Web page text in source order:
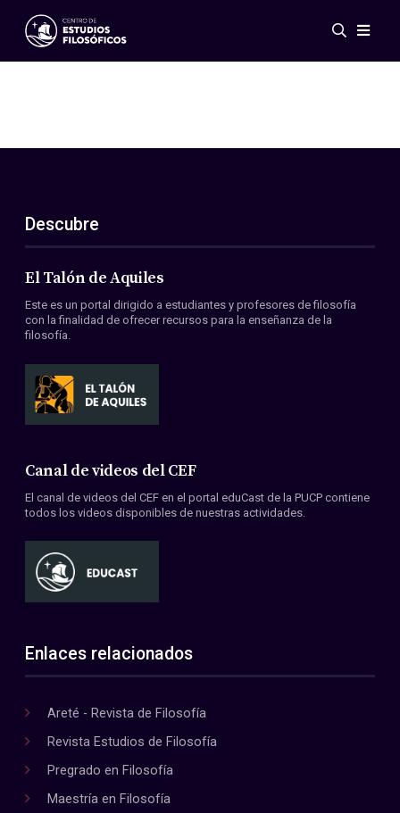
Eventos
ES
EN
Acerca de nosotros
Miembros
Convenios
Descubre
El Talón de Aquiles
Este es un portal dirigido a estudiantes y profesores de filosofía
con la finalidad de ofrecer recursos para la enseñanza de la
filosofía.
Canal de videos del CEF
El canal de videos del CEF en el portal eduCast de la PUCP contiene
todos los videos disponibles de nuestras actividades.
Enlaces relacionados
Areté - Revista de Filosofía
Revista Estudios de Filosofía
Pregrado en Filosofía
Maestría en Filosofía